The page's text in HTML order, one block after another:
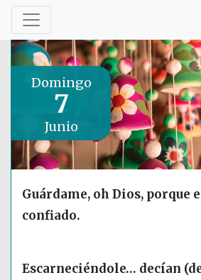
Domingo
7
Junio
Guárdame, oh Dios, porque
confiado.
Escarneciéndole… decían